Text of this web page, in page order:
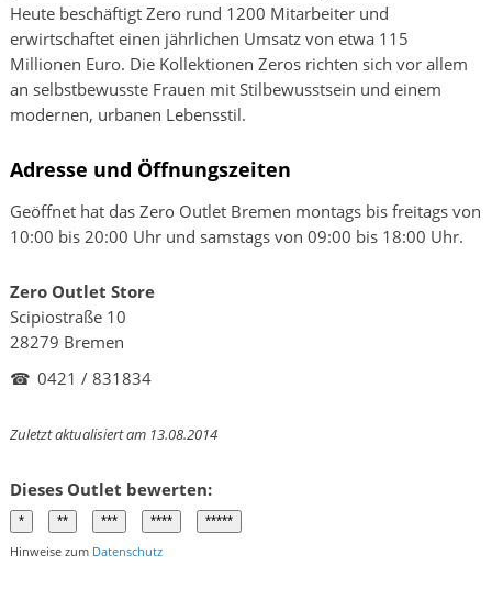
Heute beschäftigt Zero rund 1200 Mitarbeiter und
erwirtschaftet einen jährlichen Umsatz von etwa 115
Millionen Euro. Die Kollektionen Zeros richten sich vor allem
an selbstbewusste Frauen mit Stilbewusstsein und einem
modernen, urbanen Lebensstil.
Adresse und Öffnungszeiten
Geöffnet hat das Zero Outlet Bremen montags bis freitags von
10:00 bis 20:00 Uhr und samstags von 09:00 bis 18:00 Uhr.
Zero Outlet Store
Scipiostraße 10
28279 Bremen
☎ 0421 / 831834
Zuletzt aktualisiert am 13.08.2014
Dieses Outlet bewerten:
Hinweise zum Datenschutz